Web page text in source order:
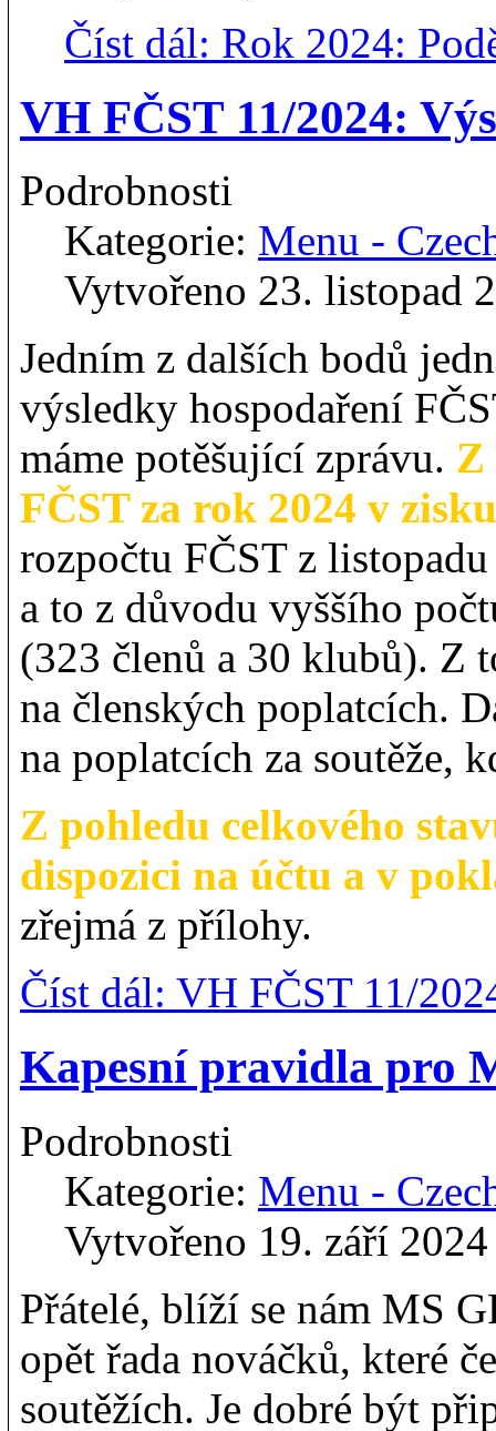
Číst dál: Rok 2024:
VH FČST 11/2024:
Podrobnosti
Kategorie: Menu -
Vytvořeno 23. listopad
Jedním z dalších bodů
výsledky hospodaření
máme potěšující zprávu. Z
FČST za rok 2024 v
rozpočtu FČST z
a to z důvodu vyššího
(323 členů a 30 klubů). Z
na členských poplatcích.
na poplatcích za soutěže,
Z pohledu celkového
dispozici na účtu a v
zřejmá z přílohy.
Číst dál: VH FČST 11/
Kapesní pravidla pro
Podrobnosti
Kategorie: Menu -
Vytvořeno 19. září 2024
Přátelé, blíží se nám MS
opět řada nováčků, které
soutěžích. Je dobré být